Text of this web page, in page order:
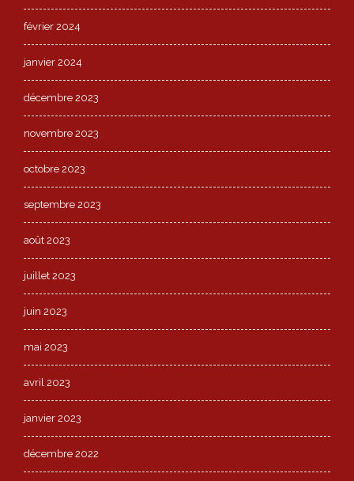
février 2024
janvier 2024
décembre 2023
novembre 2023
octobre 2023
septembre 2023
août 2023
juillet 2023
juin 2023
mai 2023
avril 2023
janvier 2023
décembre 2022